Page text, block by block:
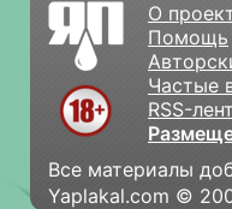
О
Помощь
Частые
RSS-
Все материалы
Yaplakal.com ©